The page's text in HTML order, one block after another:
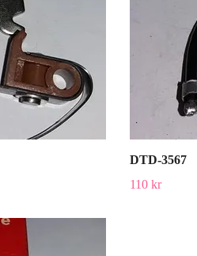
DTD-3567
110 kr